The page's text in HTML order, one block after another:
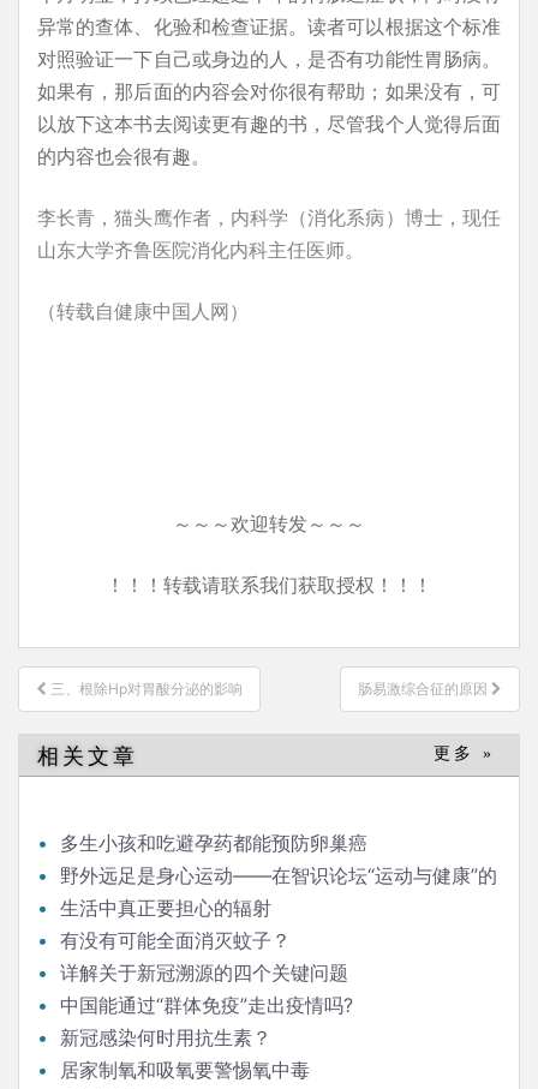
异常的查体、化验和检查证据。读者可以根据这个标准
对照验证一下自己或身边的人，是否有功能性胃肠病。
如果有，那后面的内容会对你很有帮助；如果没有，可
以放下这本书去阅读更有趣的书，尽管我个人觉得后面
的内容也会很有趣。
李长青，猫头鹰作者，内科学（消化系病）博士，现任
山东大学齐鲁医院消化内科主任医师。
（转载自健康中国人网）
～～～欢迎转发～～～
！！！转载请联系我们获取授权！！！
文
章
导
航
三、根除Hp对胃酸分泌的影响 肠易激综合征的原因
相关文章 更多 »
多生小孩和吃避孕药都能预防卵巢癌
野外远足是身心运动——在智识论坛“运动与健康”的
发言生活中真正要担心的辐射
有没有可能全面消灭蚊子？
详解关于新冠溯源的四个关键问题
中国能通过“群体免疫”走出疫情吗?
新冠感染何时用抗生素？
居家制氧和吸氧要警惕氧中毒